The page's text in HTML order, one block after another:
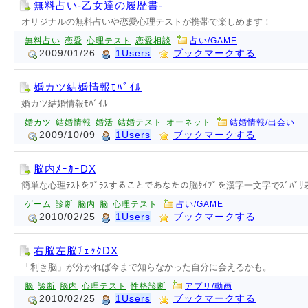
無料占い-乙女達の履歴書-
オリジナルの無料占いや恋愛心理テストが携帯で楽しめます！
無料占い 恋愛 心理テスト 恋愛相談 占い/GAME
2009/01/26 1Users ブックマークする
婚カツ結婚情報ﾓﾊﾞｲﾙ
婚カツ結婚情報ﾓﾊﾞｲﾙ
婚カツ 結婚情報 婚活 結婚テスト オーネット 結婚情報/出会い
2009/10/09 1Users ブックマークする
脳内ﾒｰｶｰDX
簡単な心理ﾃｽﾄをﾌﾟﾗｽすることであなたの脳ﾀｲﾌﾟを漢字一文字でｽﾞﾊﾞﾘ
ゲーム 診断 脳内 脳 心理テスト 占い/GAME
2010/02/25 1Users ブックマークする
右脳左脳ﾁｪｯｸDX
「利き脳」が分かれば今まで知らなかった自分に会えるかも。
脳 診断 脳内 心理テスト 性格診断 アプリ/動画
2010/02/25 1Users ブックマークする